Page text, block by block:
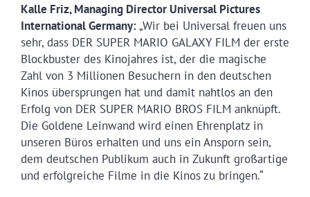
Kalle Friz, Managing Director Universal Pictures
International Germany:„Wir bei Universal freuen uns
sehr, dass DER SUPER MARIO GALAXY FILM der erste
Blockbuster des Kinojahres ist, der die magische
Zahl von 3 Millionen Besuchern in den deutschen
Kinos übersprungen hat und damit nahtlos an den
Erfolg von DER SUPER MARIO BROS FILM anknüpft.
Die Goldene Leinwand wird einen Ehrenplatz in
unseren Büros erhalten und uns ein Ansporn sein,
dem deutschen Publikum auch in Zukunft großartige
und erfolgreiche Filme in die Kinos zu bringen.“